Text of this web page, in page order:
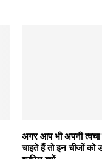
अगर आप भी अपनी त्वचा
चाहते हैं तो इन चीजों